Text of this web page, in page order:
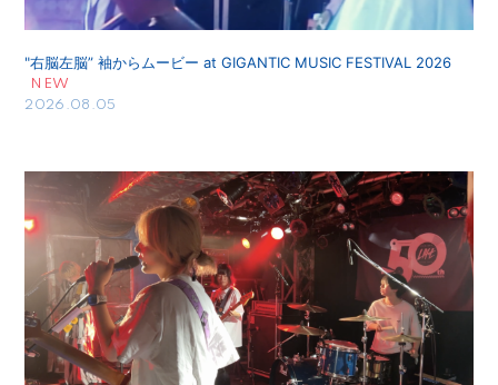
"右脳左脳” 袖からムービー at GIGANTIC MUSIC FESTIVAL 2026
2026.08.05